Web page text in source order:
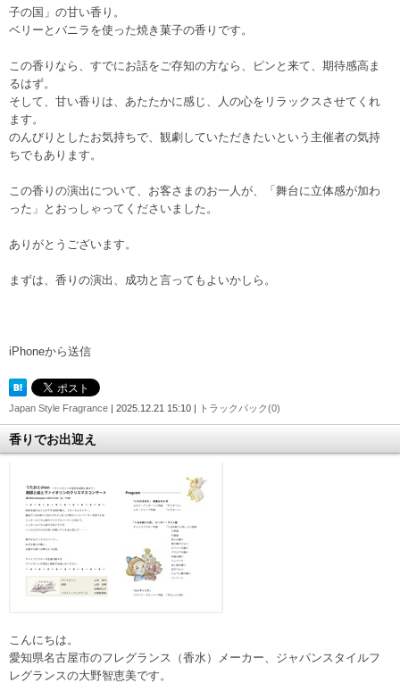
子の国」の甘い香り。
ベリーとバニラを使った焼き菓子の香りです。
この香りなら、すでにお話をご存知の方なら、ピンと来て、期待感高ま
るはず。
そして、甘い香りは、あたたかに感じ、人の心をリラックスさせてくれ
ます。
のんびりとしたお気持ちで、観劇していただきたいという主催者の気持
ちでもあります。
この香りの演出について、お客さまのお一人が、「舞台に立体感が加わ
った」とおっしゃってくださいました。
ありがとうございます。
まずは、香りの演出、成功と言ってもよいかしら。
iPhoneから送信
Japan Style Fragrance | 2025.12.21 15:10 | トラックバック(0)
香りでお出迎え
こんにちは。
愛知県名古屋市のフレグランス（香水）メーカー、ジャパンスタイルフ
レグランスの大野智恵美です。